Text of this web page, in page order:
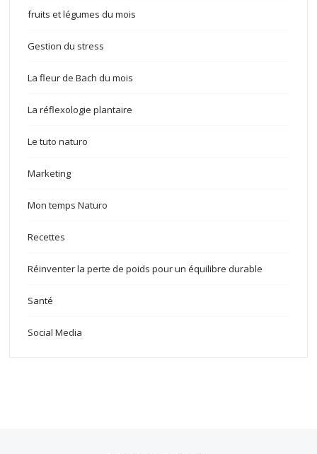
fruits et légumes du mois
Gestion du stress
La fleur de Bach du mois
La réflexologie plantaire
Le tuto naturo
Marketing
Mon temps Naturo
Recettes
Réinventer la perte de poids pour un équilibre durable
Santé
Social Media